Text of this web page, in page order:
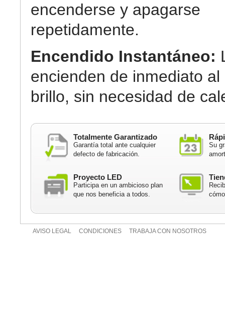
encenderse y apagarse
repetidamente.
Encendido Instantáneo:
encienden de inmediato al
brillo, sin necesidad de
Totalmente Garantizado
Garantía total ante cualquier
defecto de fabricación.
Su
Proyecto LED
Participa en un ambicioso plan
que nos beneficia a todos.
AVISO LEGAL CONDICIONES TRABAJA CON NOSOTROS